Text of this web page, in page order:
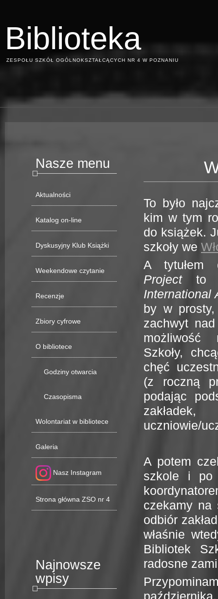
Biblioteka
ZESPOŁU SZKÓŁ OGÓLNOKSZTAŁCĄCYCH NR 4 W POZNANIU
Nasze menu
Aktualności
Katalog on-line
Dyskusyjny Klub Książki
Weekendowe czytanie
Recenzje
Zbiory cyfrowe
O bibliotece
Godziny otwarcia
Czasopisma
Wolontariat w bibliotece
Galeria
Nasz Instagram
Strona główna ZSO nr 4
Najnowsze
wpisy
To było
kim w tym
do książek.
szkoły we
A tytułem
Projectto
International
by w
zachwyt
możliwość
Szkoły,
chęć
(z roczną
podając
uczniowie/
A potem
szkole i po
czekamy na
odbiór
właśnie
Bibliotek
radosne
października.